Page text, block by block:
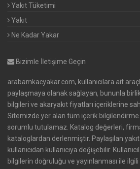
Yakıt Tüketimi
Yakıt
Ne Kadar Yakar
Bizimle İletişime Geçin
arabamkacyakar.com, kullanıcılara ait
paylaşmaya olanak sağlayan, bununla
bilgileri ve akaryakıt fiyatları içeriklerine
Sitemizde yer alan tüm içerik bilgilendirme
sorumlu tutulamaz. Katalog değerleri,
kataloglardan derlenmiştir. Paylaşılan
kullanıcıdan kullanıcıya değişebilir.
bilgilerin doğruluğu ve yayınlanması ile